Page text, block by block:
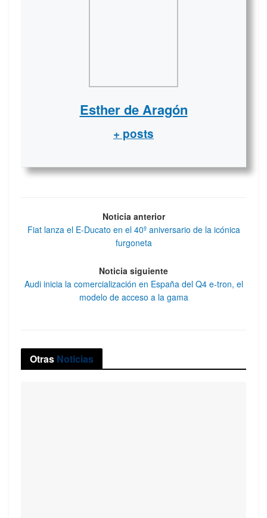
Esther de Aragón
+ posts
Noticia anterior
Fiat lanza el E-Ducato en el 40º aniversario de la icónica
furgoneta
Noticia siguiente
Audi inicia la comercialización en España del Q4 e-tron, el
modelo de acceso a la gama
Otras Noticias